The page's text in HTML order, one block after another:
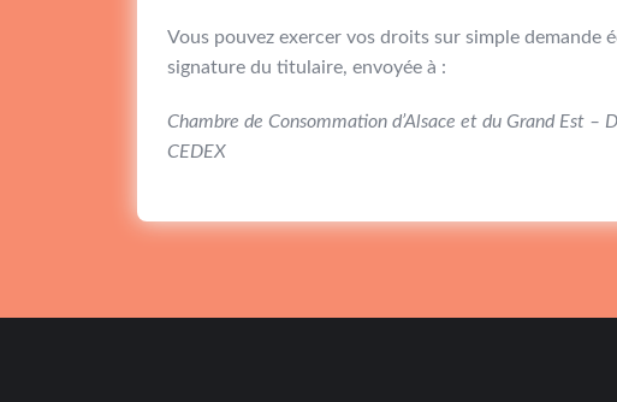
Vous pouvez exercer vos droits sur simple
signature du titulaire, envoyée à :
Chambre de Consommation d’Alsace et du Grand Est
CEDEX